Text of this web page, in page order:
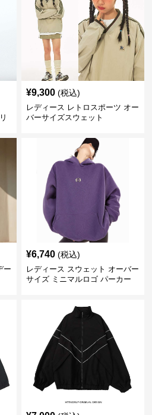
¥9,300 (税込)
レディース レトロスポーツ オー
バーサイズスウェット
ー
¥6,740 (税込)
レディース スウェット オーバー
サイズ ミニマルロゴ パーカー